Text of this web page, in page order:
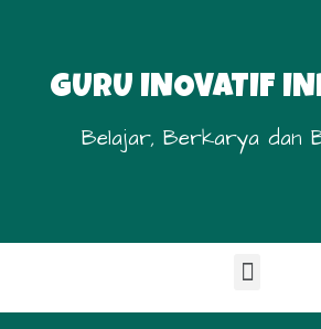
GURU INOVATIF
Belajar, Berkarya dan